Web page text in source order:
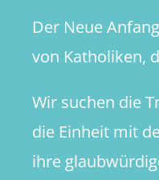
Der Neue
von Katholiken,
Wir suchen die
die Einheit mit
ihre